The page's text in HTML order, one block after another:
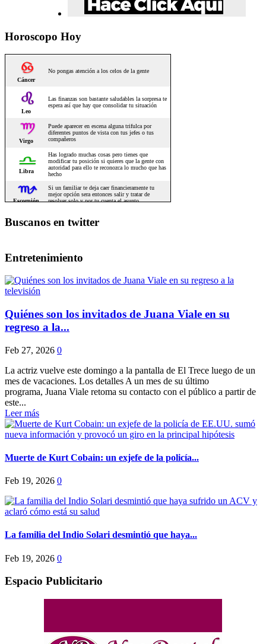
Horoscopo Hoy
Buscanos en twitter
Entretenimiento
Quiénes son los invitados de Juana Viale en su
regreso a la...
Feb 27, 2026 0
La actriz vuelve este domingo a la pantalla de El Trece luego de un
mes de vacaciones. Los detalles A un mes de su último
programa, Juana Viale retoma su contacto con el público a partir de
este...
Leer más
Muerte de Kurt Cobain: un exjefe de la policía...
Feb 19, 2026 0
La familia del Indio Solari desmintió que haya...
Feb 19, 2026 0
Espacio Publicitario